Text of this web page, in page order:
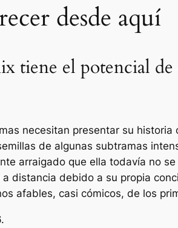
desde aquí
tiene el potencial
necesitan presentar su
de algunas subtramas
arraigado que ella todavía no
distancia debido a su propia
afables, casi cómicos, de los